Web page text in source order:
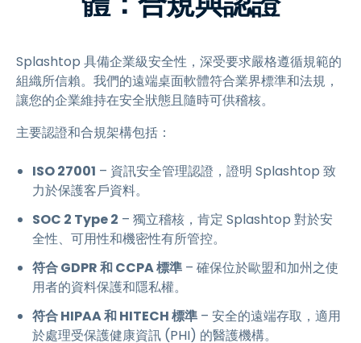
Splashtop 具備企業級安全性，深受要求嚴格遵循規範的
組織所信賴。我們的遠端桌面軟體符合業界標準和法規，
讓您的企業維持在安全狀態且隨時可供稽核。
主要認證和合規架構包括：
ISO 27001 – 資訊安全管理認證，證明 Splashtop 致
力於保護客戶資料。
SOC 2 Type 2 – 獨立稽核，肯定 Splashtop 對於安
全性、可用性和機密性有所管控。
符合 GDPR 和 CCPA 標準 – 確保位於歐盟和加州之使
用者的資料保護和隱私權。
符合 HIPAA 和 HITECH 標準 – 安全的遠端存取，適用
於處理受保護健康資訊 (PHI) 的醫護機構。